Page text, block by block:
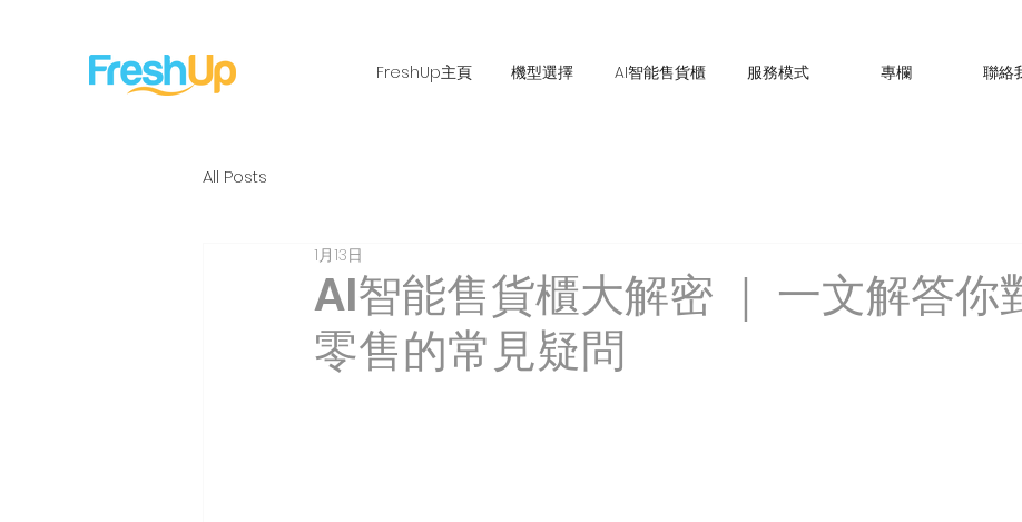
FreshUp主頁 機型選擇 AI智能售貨櫃 服務模式 專欄 聯絡
All Posts
AI智能售貨櫃大解密 ｜ 一文解答你
零售的常見疑問
1月13日